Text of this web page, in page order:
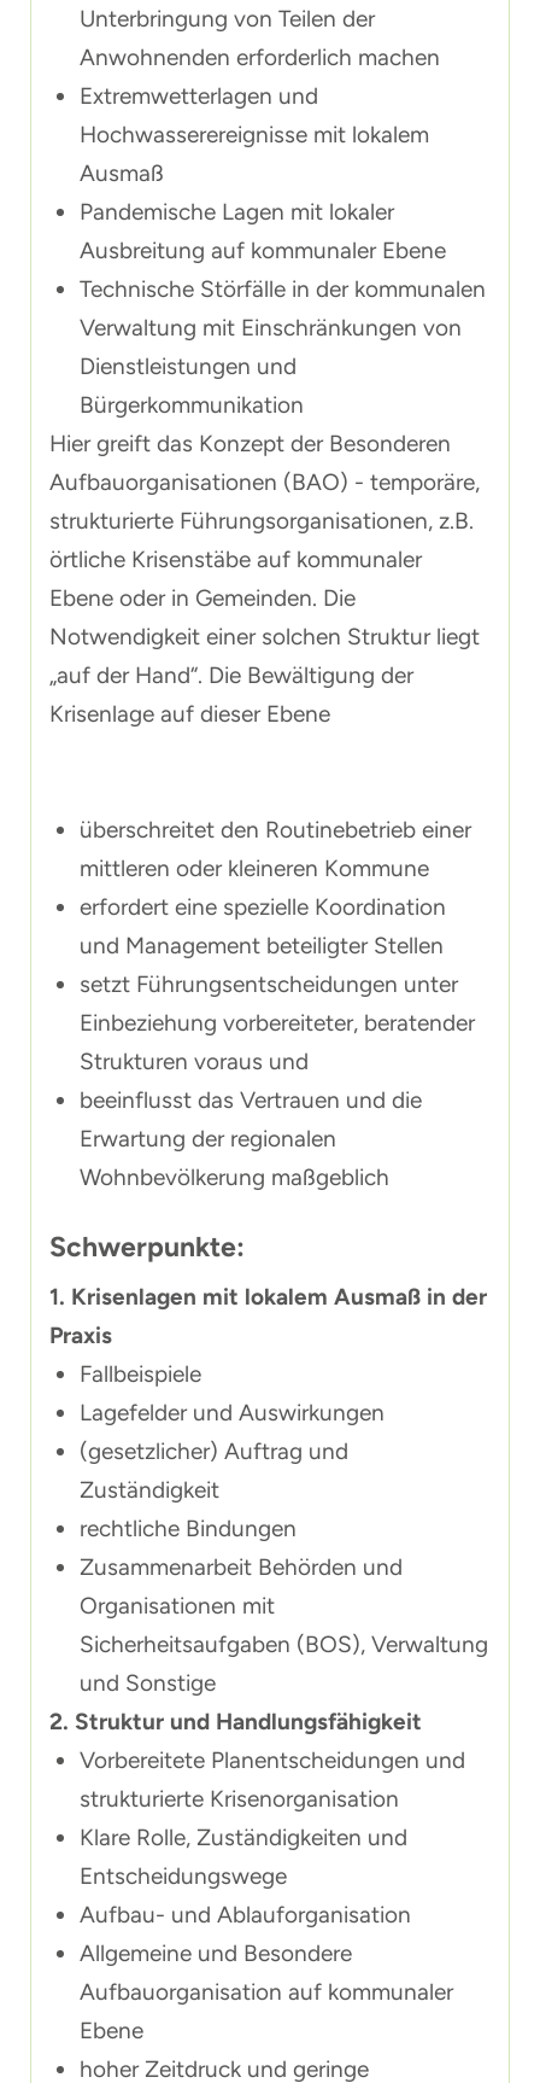
Unterbringung von Teilen der
Anwohnenden erforderlich machen
Extremwetterlagen und
Hochwasserereignisse mit lokalem
Ausmaß
Pandemische Lagen mit lokaler
Ausbreitung auf kommunaler Ebene
Technische Störfälle in der kommunalen
Verwaltung mit Einschränkungen von
Dienstleistungen und
Bürgerkommunikation
Hier greift das Konzept der Besonderen
Aufbauorganisationen (BAO) - temporäre,
strukturierte Führungsorganisationen, z.B.
örtliche Krisenstäbe auf kommunaler
Ebene oder in Gemeinden. Die
Notwendigkeit einer solchen Struktur liegt
„auf der Hand“. Die Bewältigung der
Krisenlage auf dieser Ebene
überschreitet den Routinebetrieb einer
mittleren oder kleineren Kommune
erfordert eine spezielle Koordination
und Management beteiligter Stellen
setzt Führungsentscheidungen unter
Einbeziehung vorbereiteter, beratender
Strukturen voraus und
beeinflusst das Vertrauen und die
Erwartung der regionalen
Wohnbevölkerung maßgeblich
Schwerpunkte:
1. Krisenlagen mit lokalem Ausmaß in der
Praxis
Fallbeispiele
Lagefelder und Auswirkungen
(gesetzlicher) Auftrag und
Zuständigkeit
rechtliche Bindungen
Zusammenarbeit Behörden und
Organisationen mit
Sicherheitsaufgaben (BOS), Verwaltung
und Sonstige
2. Struktur und Handlungsfähigkeit
Vorbereitete Planentscheidungen und
strukturierte Krisenorganisation
Klare Rolle, Zuständigkeiten und
Entscheidungswege
Aufbau- und Ablauforganisation
Allgemeine und Besondere
Aufbauorganisation auf kommunaler
Ebene
hoher Zeitdruck und geringe